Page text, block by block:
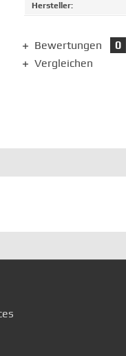
Hersteller:
Bewertungen
0
Vergleichen